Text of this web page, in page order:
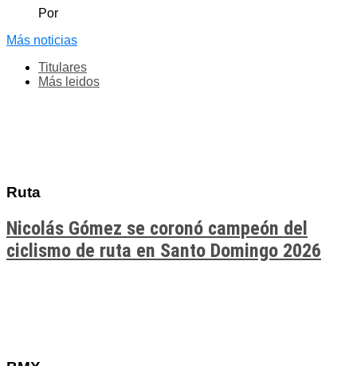
Por
Más noticias
Titulares
Más leidos
Ruta
Nicolás Gómez se coronó campeón del
ciclismo de ruta en Santo Domingo 2026